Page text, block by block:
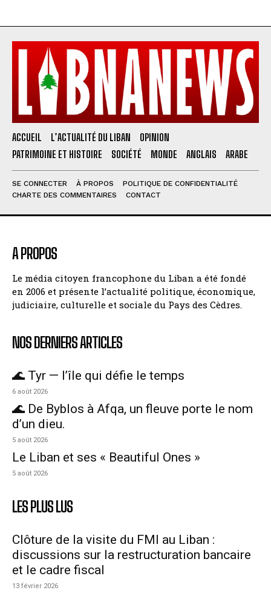
ACCUEIL L’ACTUALITÉ DU LIBAN
OPINION
PATRIMOINE ET HISTOIRE
SOCIÉTÉ MONDE ANGLAIS ARABE
SE CONNECTER À PROPOS
POLITIQUE DE CONFIDENTIALITÉ
CHARTE DES COMMENTAIRES
CONTACT
A PROPOS
Le média citoyen francophone du Liban a été fondé
en 2006 et présente l’actualité politique, économique,
judiciaire, culturelle et sociale du Pays des Cèdres.
NOS DERNIERS ARTICLES
🌊 Tyr — l’île qui défie le temps
6 août 2026
🌊 De Byblos à Afqa, un fleuve porte le nom
d’un dieu.
5 août 2026
Le Liban et ses « Beautiful Ones »
5 août 2026
LES PLUS LUS
Clôture de la visite du FMI au Liban :
discussions sur la restructuration bancaire
et le cadre fiscal
13 février 2026